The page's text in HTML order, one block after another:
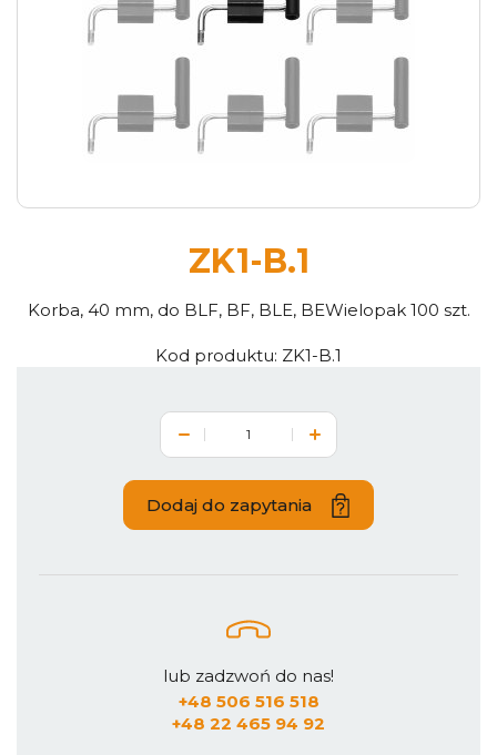
ZK1-B.1
Korba, 40 mm, do BLF, BF, BLE, BEWielopak 100 szt.
Kod produktu: ZK1-B.1
Dodaj do zapytania
lub zadzwoń do nas!
+48 506 516 518
+48 22 465 94 92